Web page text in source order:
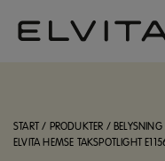
START / PRODUKTER /BELYSNING
ELVITA HEMSE TAKSPOTLIGHT